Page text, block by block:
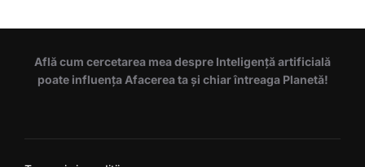
Află cum cercetarea mea despre Inteligență artificială
poate influența Afacerea ta și chiar întreaga Planetă!